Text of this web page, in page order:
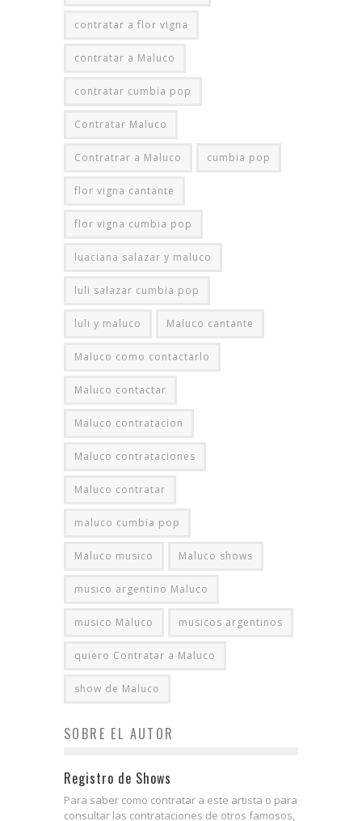
contratar a flor vigna
contratar a Maluco
contratar cumbia pop
Contratar Maluco
Contratrar a Maluco cumbia pop
flor vigna cantante
flor vigna cumbia pop
luaciana salazar y maluco
luli salazar cumbia pop
luli y maluco Maluco cantante
Maluco como contactarlo
Maluco contactar
Maluco contratacion
Maluco contrataciones
Maluco contratar
maluco cumbia pop
Maluco musico Maluco shows
musico argentino Maluco
musico Maluco musicos argentinos
quiero Contratar a Maluco
show de Maluco
SOBRE EL AUTOR
Registro de Shows
Para saber como contratar a este artista o para
consultar las contrataciones de otros famosos,